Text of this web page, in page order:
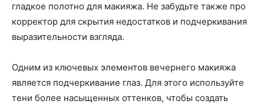
гладкое полотно для макияжа. Не забудьте также про
корректор для скрытия недостатков и подчеркивания
выразительности взгляда.
Одним из ключевых элементов вечернего макияжа
является подчеркивание глаз. Для этого используйте
тени более насыщенных оттенков, чтобы создать